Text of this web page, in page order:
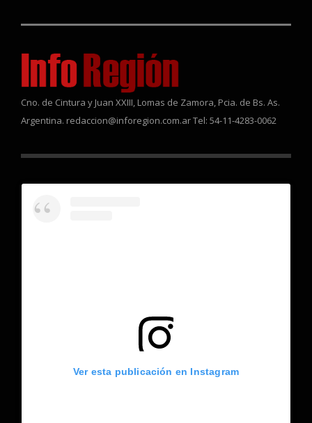
Cno. de Cintura y Juan XXIII, Lomas de Zamora, Pcia. de Bs. As.
Argentina. redaccion@inforegion.com.ar Tel: 54-11-4283-0062
Ver esta publicación en Instagram